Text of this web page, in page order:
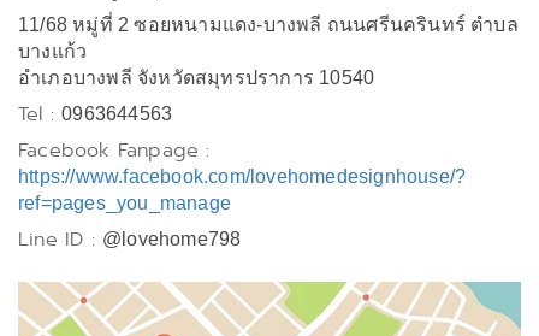
11/68 หมู่ที่ 2 ซอยหนามแดง-บางพลี ถนนศรีนครินทร์ ตำบล
บางแก้ว
อำเภอบางพลี จังหวัดสมุทรปราการ 10540
Tel :0963644563
Facebook Fanpage :
https://www.facebook.com/lovehomedesignhouse/?
ref=pages_you_manage
Line ID : @lovehome798